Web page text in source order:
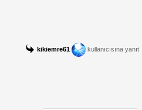
kikiemre61 kullanıcısına yanıt